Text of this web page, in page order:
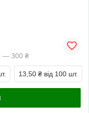
— 300 ₴
13,50 ₴ від 100 шт.